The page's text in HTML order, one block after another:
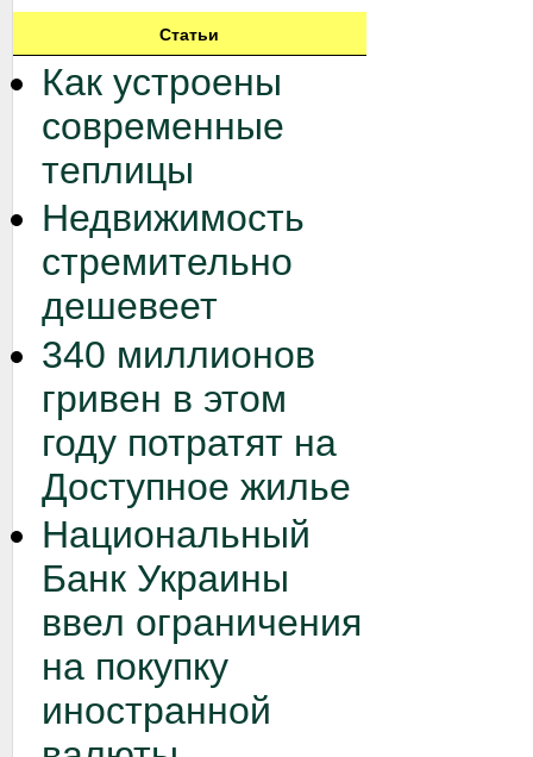
Статьи
Как устроены
современные
теплицы
Недвижимость
стремительно
дешевеет
340 миллионов
гривен в этом
году потратят на
Доступное жилье
Национальный
Банк Украины
ввел ограничения
на покупку
иностранной